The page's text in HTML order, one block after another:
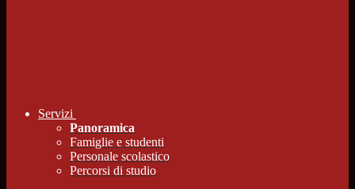
Servizi
Panoramica
Famiglie e studenti
Personale scolastico
Percorsi di studio